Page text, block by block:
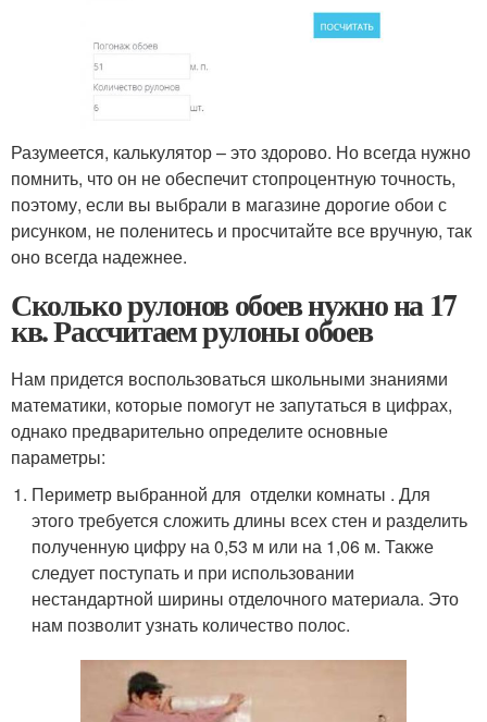
Разумеется, калькулятор – это здорово. Но всегда нужно
помнить, что он не обеспечит стопроцентную точность,
поэтому, если вы выбрали в магазине дорогие обои с
рисунком, не поленитесь и просчитайте все вручную, так
оно всегда надежнее.
Сколько рулонов обоев нужно на 17
кв. Рассчитаем рулоны обоев
Нам придется воспользоваться школьными знаниями
математики, которые помогут не запутаться в цифрах,
однако предварительно определите основные
параметры:
Периметр выбранной для отделки комнаты . Для
этого требуется сложить длины всех стен и разделить
полученную цифру на 0,53 м или на 1,06 м. Также
следует поступать и при использовании
нестандартной ширины отделочного материала. Это
нам позволит узнать количество полос.